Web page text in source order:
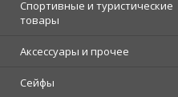
Спортивные и туристические
товары
Аксессуары и прочее
Сейфы